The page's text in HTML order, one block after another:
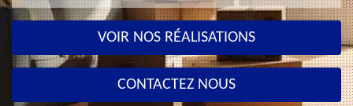
VOIR NOS RÉALISATIONS
CONTACTEZ NOUS